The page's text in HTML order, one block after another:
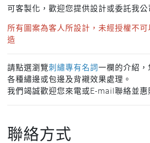
可客製化，歡迎您提供設計或委託我
所有圖案為客人所設計，未經授權不
造
請點選瀏覽刺繡專有名詞 一欄的介紹
各種繡邊或包邊及背襯效果處理。
我們竭誠歡迎您來電或E-mail聯絡並惠
聯絡方式